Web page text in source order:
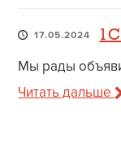
17.05.2024
Мы рады
Читать дальше